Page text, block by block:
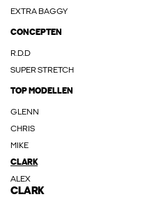
EXTRA BAGGY
CONCEPTEN
R.D.D
SUPER STRETCH
TOP MODELLEN
GLENN
CHRIS
MIKE
CLARK
ALEX
CLARK